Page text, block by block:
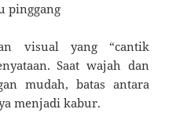
pinggang
visual yang “cantik
Saat wajah dan
mudah, batas antara
menjadi kabur.